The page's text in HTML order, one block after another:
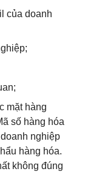
của doanh
mặt hàng
số hàng hóa
nghiệp
hàng hóa.
không đúng